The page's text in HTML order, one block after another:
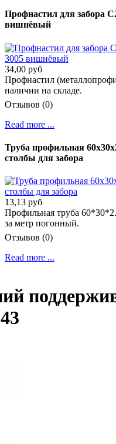
Профнастил для забора
вишнёвый
34,00 руб
Профнастил
наличии на складе.
Отзывов (0)
Read more ...
Труба профильная
столбы для забора
13,13 руб
Профильная труба
за метр погонный.
Отзывов (0)
Read more ...